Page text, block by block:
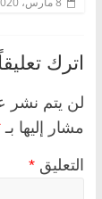
اترك
لن يتم نشر
مشار إليها بـ
التعليق *